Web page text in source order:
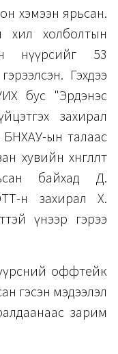
хэмээн ярьсан.
хил холболтын
нүүрсийг 53
Гэхдээ
бус "Эрдэнэс
захирал
БНХАУ-ын талаас
хөнгөлөлт
байхад Д.
н захирал Х.
үнээр гэрээ
оффтейк
гэсэн мэдээлэл
зарим